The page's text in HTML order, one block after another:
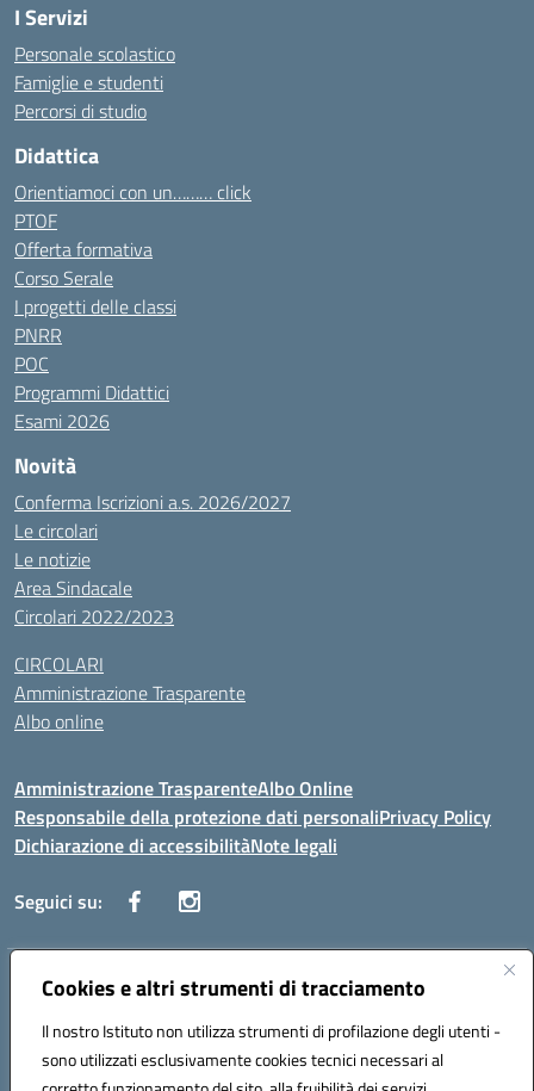
Cookies e altri strumenti di tracciamento
Il nostro Istituto non utilizza strumenti di profilazione degli utenti -
sono utilizzati esclusivamente cookies tecnici necessari al
I Servizi
Personale scolastico
Famiglie e studenti
Percorsi di studio
Didattica
Orientiamoci con un……… click
PTOF
Offerta formativa
Corso Serale
I progetti delle classi
PNRR
POC
Programmi Didattici
Esami 2026
Novità
Conferma Iscrizioni a.s. 2026/2027
Le circolari
Le notizie
Area Sindacale
Circolari 2022/2023
CIRCOLARI
Amministrazione Trasparente
Albo online
Amministrazione TrasparenteAlbo Online
Responsabile della protezione dati personaliPrivacy Policy
Dichiarazione di accessibilitàNote legali
Seguici su:
Indirizzo:Corso Vittorio Emanuele, 27 90133 - Palermo
Posta elettronica certificata (PEC):pais03600r@pec.istruzione.it
Codice fiscale: 97308550827